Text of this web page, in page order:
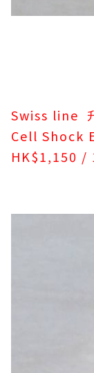
Swiss line
Cell Shock
HK$1,150 /